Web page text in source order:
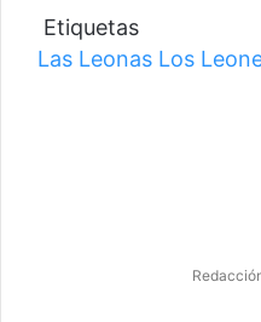
Etiquetas
Las Leonas Los